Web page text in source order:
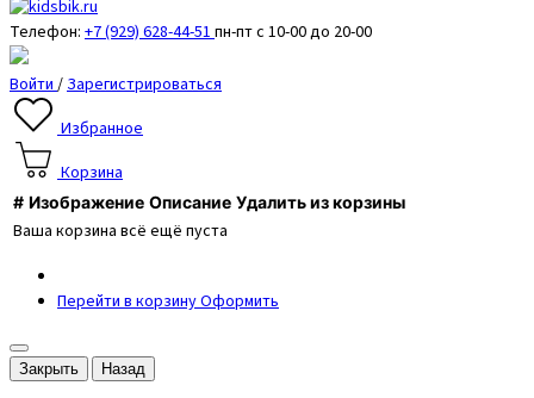
Телефон: +7 (929) 628-44-51пн-пт с 10-00 до 20-00
Войти/Зарегистрироваться
Избранное
Корзина
# Изображение Описание Удалить из корзины
Ваша корзина всё ещё пуста
Перейти в корзинуОформить
Закрыть Назад